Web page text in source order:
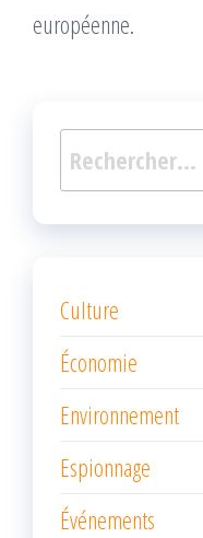
européenne.
Rechercher :
Culture
Économie
Environnement
Espionnage
Événements